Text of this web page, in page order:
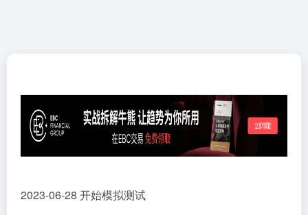
2023-06-28 开始模拟测试